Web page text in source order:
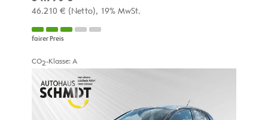
46.210 € (Netto) 19% MwSt.
fairer Preis
CO2-Klasse: A